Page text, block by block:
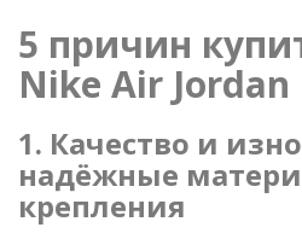
5 причин
Nike Air
1. Качество и
надёжные
крепления